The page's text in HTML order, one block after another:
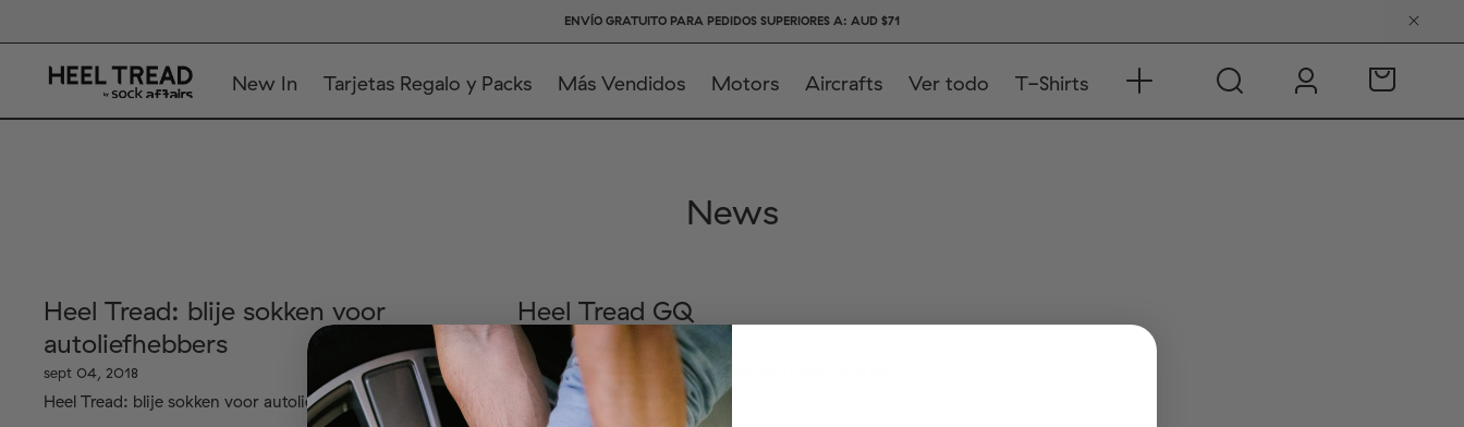
ENVÍO GRATUITO PARA PEDIDOS SUPERIORES A: AUD $71
New In Tarjetas Regalo y Packs Más Vendidos Motors Aircrafts Ver todo T-Shirts
News
Heel Tread: blije sokken voor
autoliefhebbers
sept 04, 2018
Heel Tread: blije sokken voor autoliefhebbers
Heel Tread GQ
sept 04, 2018
Heel Tread, a marca portuguesa de meias para os
amantes de carros.